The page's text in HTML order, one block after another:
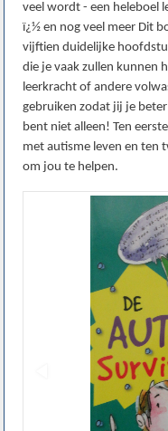
veel wordt - een heleboel
ï¿½ en nog veel meer Dit
vijftien duidelijke
die je vaak zullen kunnen
leerkracht of andere
gebruiken zodat jij je
bent niet alleen! Ten
met autisme leven en ten
om jou te helpen.